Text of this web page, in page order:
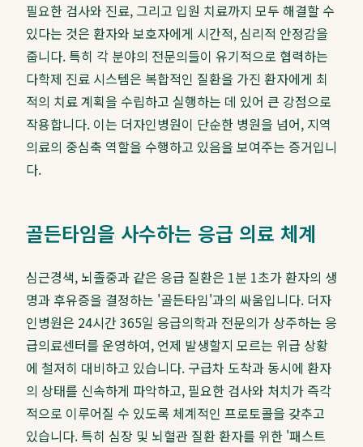
필요한 검사와 진료, 그리고 입원 치료까지 모두 해결할 수
있다는 것은 환자와 보호자에게 시간적, 심리적 안정감을
줍니다. 특히 각 분야의 전문의들이 유기적으로 협력하는
다학제 진료 시스템은 복합적인 질환을 가진 환자에게 최
적의 치료 계획을 수립하고 실행하는 데 있어 큰 강점으로
작용합니다. 이는 더자인병원이 단순한 병원을 넘어, 지역
의료의 중심축 역할을 수행하고 있음을 보여주는 증거입니
다.
골든타임을 사수하는 응급 의료 체계
심근경색, 뇌졸중과 같은 응급 질환은 1분 1초가 환자의 생
명과 후유증을 결정하는 '골든타임'과의 싸움입니다. 더자
인병원은 24시간 365일 응급의학과 전문의가 상주하는 응
급의료센터를 운영하여, 언제 발생할지 모르는 위급 상황
에 철저히 대비하고 있습니다. 구급차 도착과 동시에 환자
의 상태를 신속하게 파악하고, 필요한 검사와 처치가 즉각
적으로 이루어질 수 있도록 체계적인 프로토콜을 갖추고
있습니다. 특히 심장 및 뇌혈관 질환 환자를 위한 '패스트